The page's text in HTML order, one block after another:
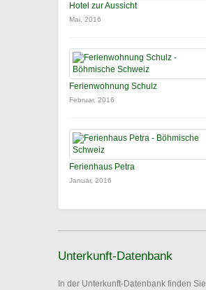
Hotel zur Aussicht
Mai, 2016
Ferienwohnung Schulz
Februar, 2016
Ferienhaus Petra
Januar, 2016
Unterkunft-Datenbank
In der Unterkunft-Datenbank finden Sie